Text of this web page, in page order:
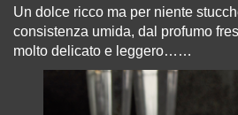
Un dolce ricco ma per niente
consistenza umida, dal profumo
molto delicato e leggero……